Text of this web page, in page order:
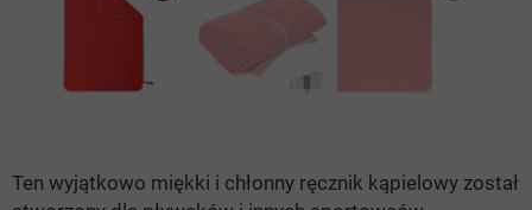
Ten wyjątkowo miękki i chłonny ręcznik kąpielowy został